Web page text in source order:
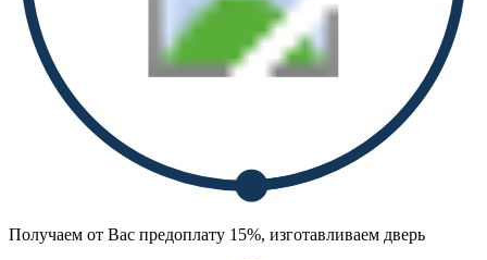
Получаем от Вас предоплату 15%, изготавливаем дверь